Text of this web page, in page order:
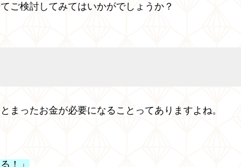
ご検討してみてはいかがでしょうか？
まったお金が必要になることってありますよね。
！」